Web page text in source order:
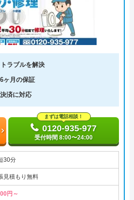
ラブルを解決
ヶ月の保証
済に対応
まずは電話相談！
0120-935-977
受付時間 8:00〜24:00
30分
見積もり無料
円～